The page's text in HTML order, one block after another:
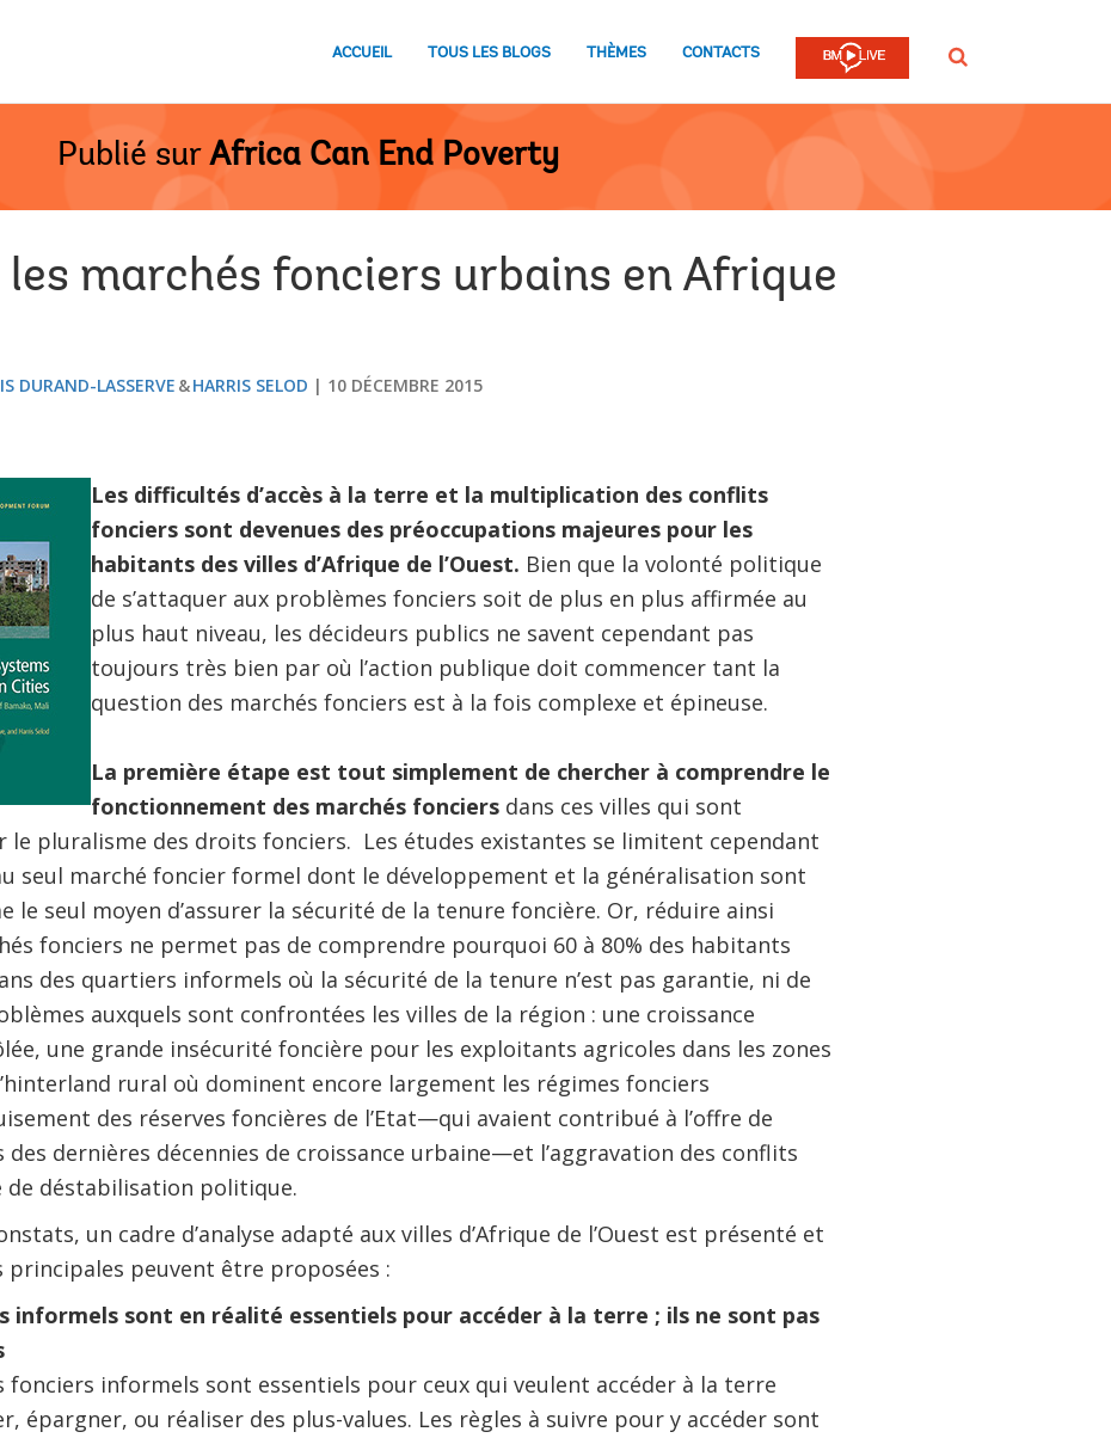
ACCUEIL TOUS LES BLOGS THÈMES CONTACTS Rechercher
Publié sur Africa Can End Poverty
les marchés fonciers urbains en Afrique
DURAND-LASSERVE HARRIS SELOD 10 DÉCEMBRE 2015
Les difficultés d’accès à la terre et la multiplication des conflits
fonciers sont devenues des préoccupations majeures pour les
habitants des villes d’Afrique de l’Ouest. Bien que la volonté politique
de s’attaquer aux problèmes fonciers soit de plus en plus affirmée au
plus haut niveau, les décideurs publics ne savent cependant pas
toujours très bien par où l’action publique doit commencer tant la
question des marchés fonciers est à la fois complexe et épineuse.
La première étape est tout simplement de chercher à comprendre le
fonctionnement des marchés fonciersdans ces villes qui sont
le pluralisme des droits fonciers. Les études existantes se limitent cependant
seul marché foncier formel dont le développement et la généralisation sont
le seul moyen d’assurer la sécurité de la tenure foncière. Or, réduire ainsi
fonciers ne permet pas de comprendre pourquoi 60 à 80% des habitants
des quartiers informels où la sécurité de la tenure n’est pas garantie, ni de
auxquels sont confrontées les villes de la région : une croissance
une grande insécurité foncière pour les exploitants agricoles dans les zones
rural où dominent encore largement les régimes fonciers
des réserves foncières de l’Etat—qui avaient contribué à l’offre de
dernières décennies de croissance urbaine—et l’aggravation des conflits
déstabilisation politique.
un cadre d’analyse adapté aux villes d’Afrique de l’Ouest est présenté et
principales peuvent être proposées :
informels sont en réalité essentiels pour accéder à la terre ; ils ne sont pas
fonciers informels sont essentiels pour ceux qui veulent accéder à la terre
épargner, ou réaliser des plus-values. Les règles à suivre pour y accéder sont